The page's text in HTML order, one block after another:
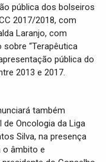
pública dos bolseiros
2017/2018, com
Laranjo, com
“Terapêutica
pública do
2013 e 2017.
também
Oncologia da Liga
Silva, na presença
o âmbito e